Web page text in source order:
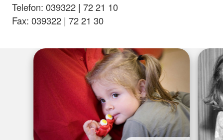
Telefon: 039322 | 72 21 10
Fax: 039322 | 72 21 30